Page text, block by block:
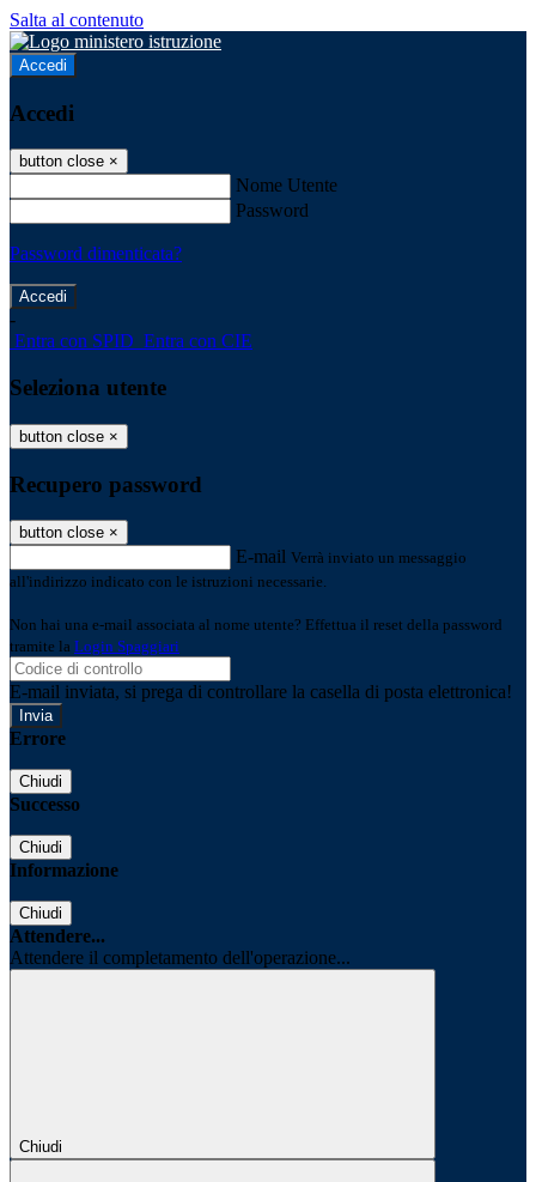
Salta al contenuto
Accedi
Accedi
button close ×
Nome Utente
Password
Password dimenticata?
-
Entra con SPID Entra con CIE
Seleziona utente
button close ×
Recupero password
button close ×
E-mail Verrà inviato un messaggio
all'indirizzo indicato con le istruzioni necessarie.
Non hai una e-mail associata al nome utente? Effettua il reset della password
tramite la Login Spaggiari
E-mail inviata, si prega di controllare la casella di posta elettronica!
Errore
Chiudi
Successo
Chiudi
Informazione
Chiudi
Attendere...
Attendere il completamento dell'operazione...
Chiudi